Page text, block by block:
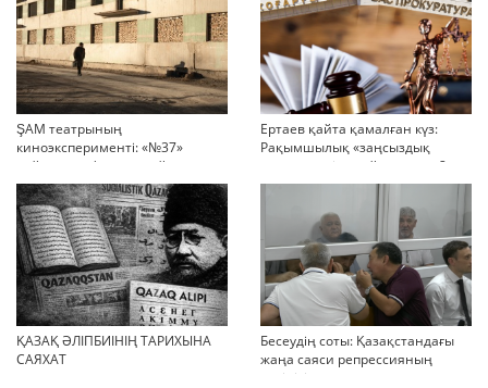
ŞAM театрының
киноэксперименті: «№37»
қойылымы фильмге айналды
Ертаев қайта қамалған күз:
Рақымшылық «заңсыздық
жәрмеңкесіне» айналды ма?
ҚАЗАҚ ӘЛІПБИІНІҢ ТАРИХЫНА
САЯХАТ
Бесеудің соты: Қазақстандағы
жаңа саяси репрессияның
көрінісі